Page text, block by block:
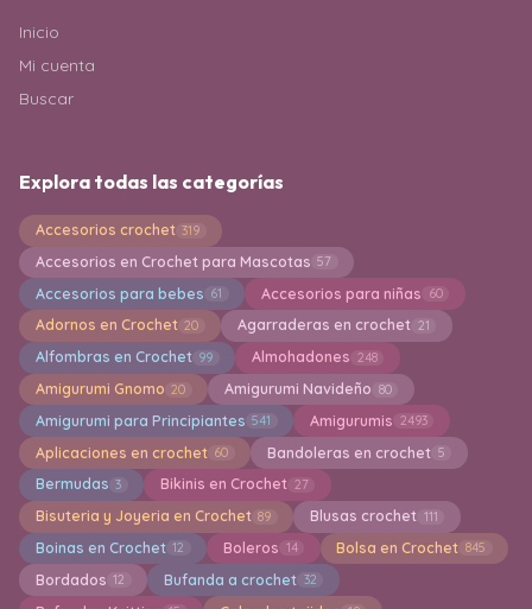
Inicio
Mi cuenta
Buscar
Explora todas las categorías
Accesorios crochet 319
Accesorios en Crochet para Mascotas 57
Accesorios para bebes 61 Accesorios para niñas 60
Adornos en Crochet 20 Agarraderas en crochet 21
Alfombras en Crochet 99 Almohadones 248
Amigurumi Gnomo 20 Amigurumi Navideño 80
Amigurumi para Principiantes 541 Amigurumis 2493
Aplicaciones en crochet 60 Bandoleras en crochet 5
Bermudas 3 Bikinis en Crochet 27
Bisuteria y Joyeria en Crochet 89 Blusas crochet 111
Boinas en Crochet 12 Boleros 14 Bolsa en Crochet 845
Bordados 12 Bufanda a crochet 32